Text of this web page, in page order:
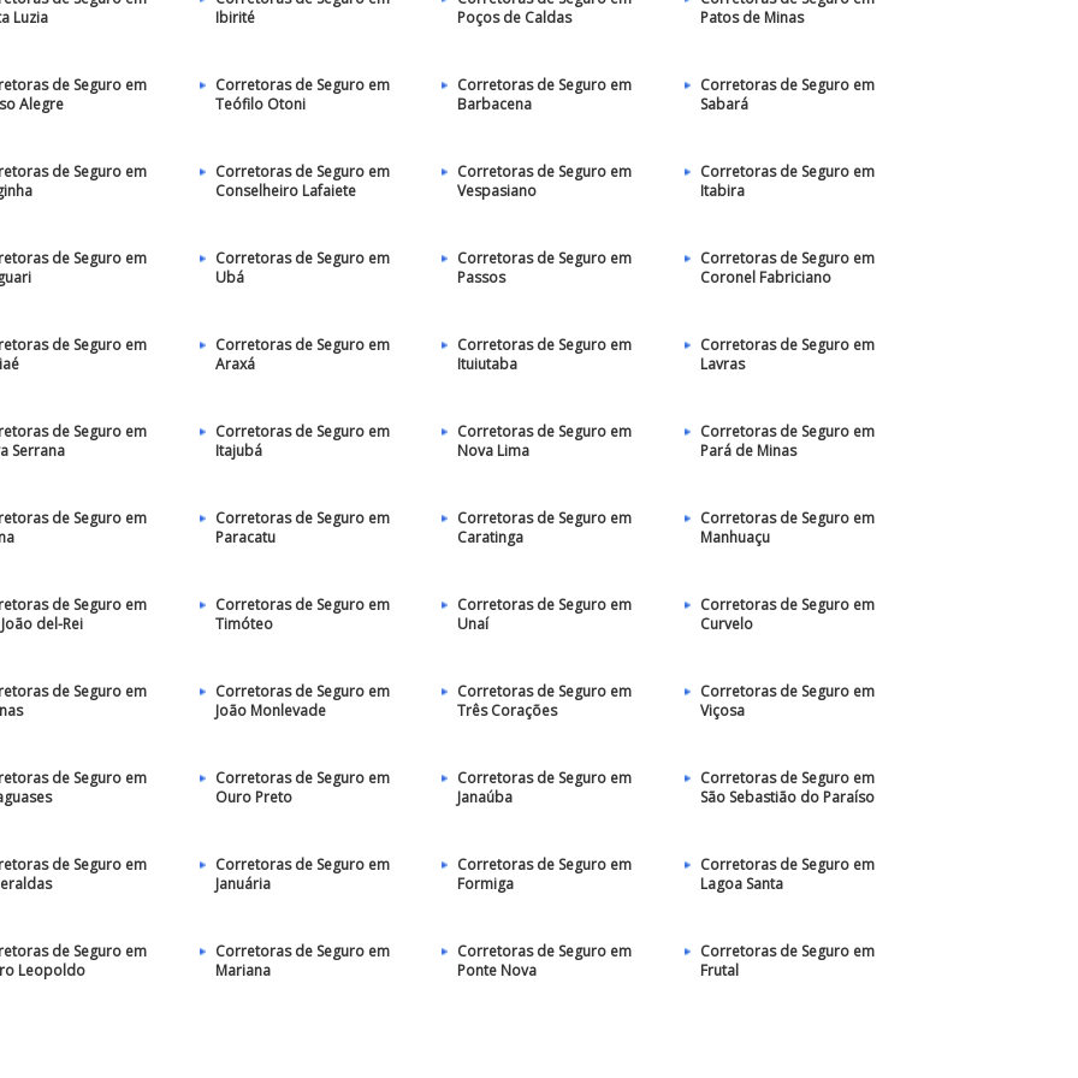
Luzia
Ibirité
Poços de Caldas
Patos de Minas
de Seguro em
Alegre
Corretoras de Seguro em
Teófilo Otoni
Corretoras de Seguro em
Barbacena
Corretoras de Seguro em
Sabará
de Seguro em
Corretoras de Seguro em
Conselheiro Lafaiete
Corretoras de Seguro em
Vespasiano
Corretoras de Seguro em
Itabira
de Seguro em
Corretoras de Seguro em
Ubá
Corretoras de Seguro em
Passos
Corretoras de Seguro em
Coronel Fabriciano
de Seguro em
Corretoras de Seguro em
Araxá
Corretoras de Seguro em
Ituiutaba
Corretoras de Seguro em
Lavras
de Seguro em
Serrana
Corretoras de Seguro em
Itajubá
Corretoras de Seguro em
Nova Lima
Corretoras de Seguro em
Pará de Minas
de Seguro em
Corretoras de Seguro em
Paracatu
Corretoras de Seguro em
Caratinga
Corretoras de Seguro em
Manhuaçu
de Seguro em
del-Rei
Corretoras de Seguro em
Timóteo
Corretoras de Seguro em
Unaí
Corretoras de Seguro em
Curvelo
de Seguro em
Corretoras de Seguro em
João Monlevade
Corretoras de Seguro em
Três Corações
Corretoras de Seguro em
Viçosa
de Seguro em
Corretoras de Seguro em
Ouro Preto
Corretoras de Seguro em
Janaúba
Corretoras de Seguro em
São Sebastião do Paraíso
de Seguro em
Corretoras de Seguro em
Januária
Corretoras de Seguro em
Formiga
Corretoras de Seguro em
Lagoa Santa
de Seguro em
Leopoldo
Corretoras de Seguro em
Mariana
Corretoras de Seguro em
Ponte Nova
Corretoras de Seguro em
Frutal